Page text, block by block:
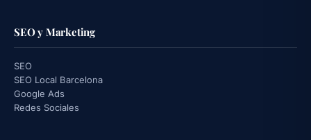
SEO y Marketing
SEO
SEO Local Barcelona
Google Ads
Redes Sociales